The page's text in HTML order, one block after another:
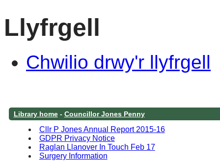
Llyfrgell
Chwilio drwy'r llyfrgell
Library home- Councillor Jones Penny
Cllr P Jones Annual Report 2015-16
GDPR Privacy Notice
Raglan Llanover In Touch Feb 17
Surgery Information